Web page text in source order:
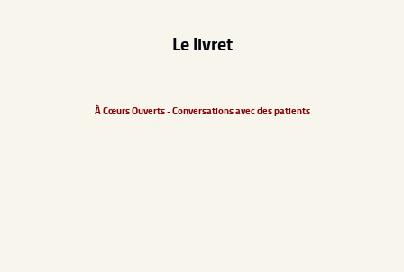
Le livret
À Cœurs Ouverts - Conversations avec des patients